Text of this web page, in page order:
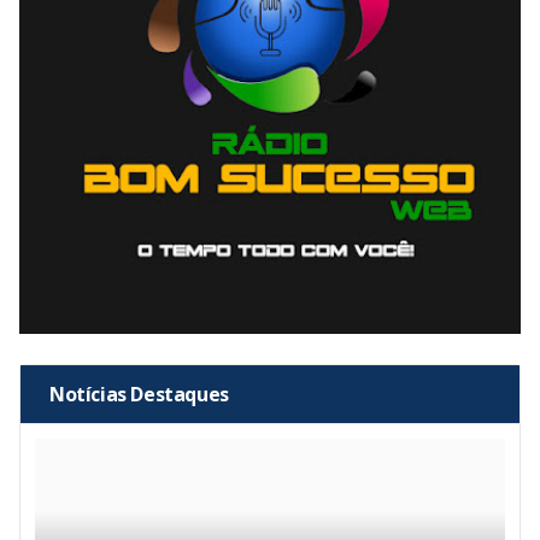
Notícias Destaques